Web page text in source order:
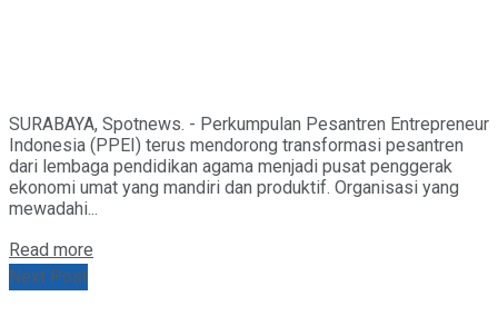
SURABAYA, Spotnews. - Perkumpulan Pesantren Entrepreneur
Indonesia (PPEI) terus mendorong transformasi pesantren
dari lembaga pendidikan agama menjadi pusat penggerak
ekonomi umat yang mandiri dan produktif. Organisasi yang
mewadahi...
Read more
Next Post